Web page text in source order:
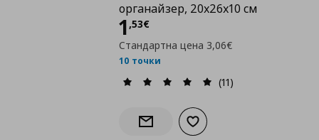
органайзер, 20x26x10 см
1,53€
Цена
Стандартна цена 3,06€
10 точки
(11)
Информирай ме за наличност
Добави към списъка с